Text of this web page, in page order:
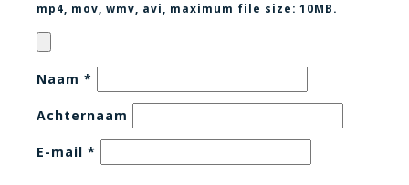
mp4, mov, wmv, avi
, maximum file size: 10MB.
Naam *
Achternaam
E-mail *